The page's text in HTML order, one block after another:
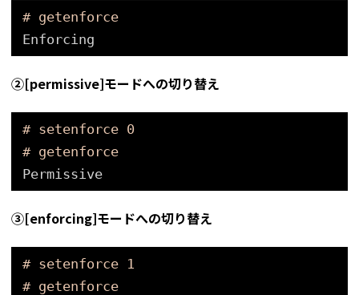
# getenforce
Enforcing
②[permissive]モードへの切り替え
# setenforce 0
# getenforce
Permissive
③[enforcing]モードへの切り替え
# setenforce 1
# getenforce